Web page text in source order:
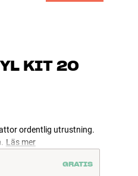
KIT 20
ordentlig utrustning.
Läs mer
GRATIS